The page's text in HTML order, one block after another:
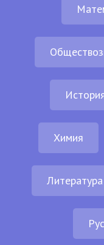
Химия
Литература